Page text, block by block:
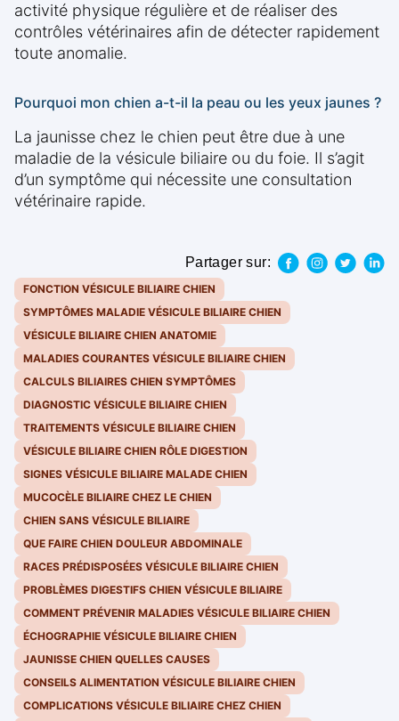
activité physique régulière et de réaliser des
contrôles vétérinaires afin de détecter rapidement
toute anomalie.
Pourquoi mon chien a-t-il la peau ou les yeux jaunes ?
La jaunisse chez le chien peut être due à une
maladie de la vésicule biliaire ou du foie. Il s’agit
d’un symptôme qui nécessite une consultation
vétérinaire rapide.
Partager sur:
FONCTION VÉSICULE BILIAIRE CHIEN
SYMPTÔMES MALADIE VÉSICULE BILIAIRE CHIEN
VÉSICULE BILIAIRE CHIEN ANATOMIE
MALADIES COURANTES VÉSICULE BILIAIRE CHIEN
CALCULS BILIAIRES CHIEN SYMPTÔMES
DIAGNOSTIC VÉSICULE BILIAIRE CHIEN
TRAITEMENTS VÉSICULE BILIAIRE CHIEN
VÉSICULE BILIAIRE CHIEN RÔLE DIGESTION
SIGNES VÉSICULE BILIAIRE MALADE CHIEN
MUCOCÈLE BILIAIRE CHEZ LE CHIEN
CHIEN SANS VÉSICULE BILIAIRE
QUE FAIRE CHIEN DOULEUR ABDOMINALE
RACES PRÉDISPOSÉES VÉSICULE BILIAIRE CHIEN
PROBLÈMES DIGESTIFS CHIEN VÉSICULE BILIAIRE
COMMENT PRÉVENIR MALADIES VÉSICULE BILIAIRE CHIEN
ÉCHOGRAPHIE VÉSICULE BILIAIRE CHIEN
JAUNISSE CHIEN QUELLES CAUSES
CONSEILS ALIMENTATION VÉSICULE BILIAIRE CHIEN
COMPLICATIONS VÉSICULE BILIAIRE CHEZ CHIEN